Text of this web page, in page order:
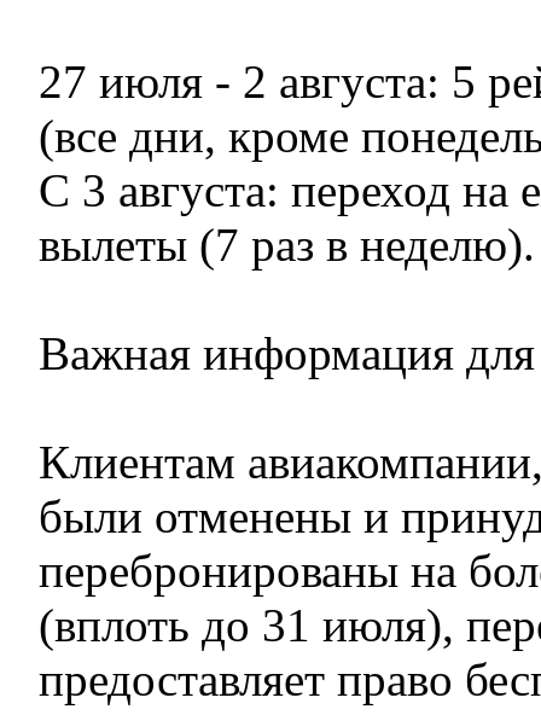
27 июля - 2 августа: 5
(все дни, кроме
С 3 августа: переход на
вылеты (7 раз в неделю).
Важная информация
Клиентам
были отменены и
перебронированы на
(вплоть до 31 июля),
предоставляет право